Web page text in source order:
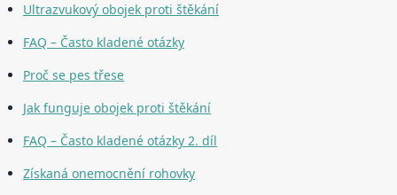
Ultrazvukový obojek proti štěkání
FAQ – Často kladené otázky
Proč se pes třese
Jak funguje obojek proti štěkání
FAQ – Často kladené otázky 2. díl
Získaná onemocnění rohovky